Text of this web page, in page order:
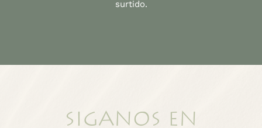
surtido.
Siganos en